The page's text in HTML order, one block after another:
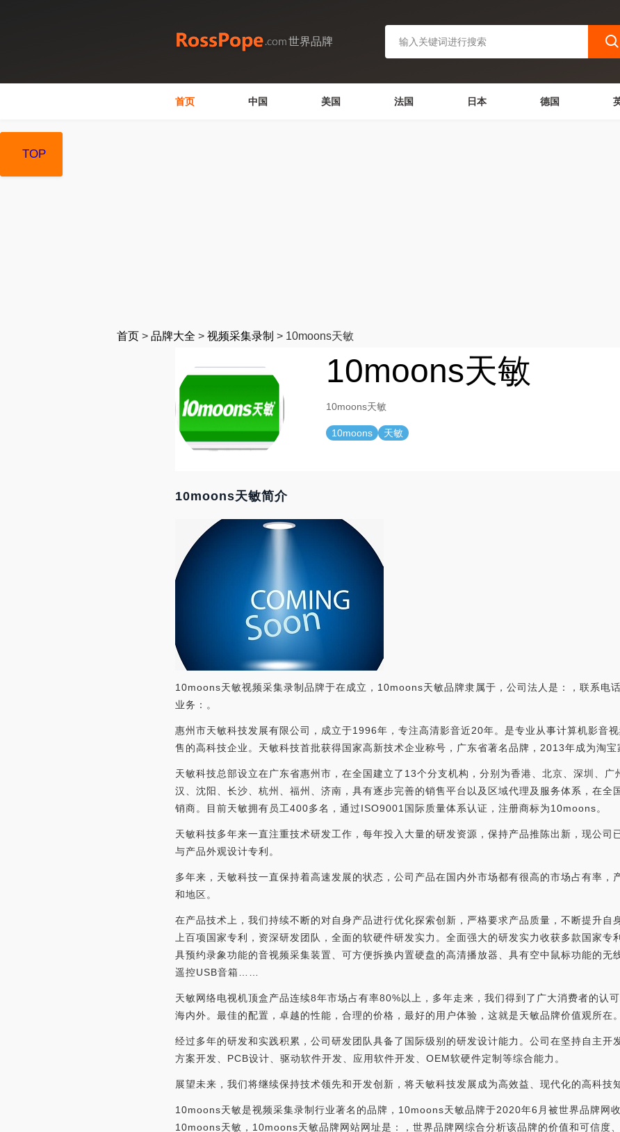
世界品牌
首页 中国 美国 法国 日本 德国
首页 > 品牌大全 > 视频采集录制 > 10moons天敏
10moons天敏
10moons天敏
10moons 天敏
10moons天敏简介
10moons天敏视频采集录制品牌于在成立，10moons天敏品牌隶属于，公司法人是：，联系电
业务：。
惠州市天敏科技发展有限公司，成立于1996年，专注高清影音近20年。是专业从事计算机影音
售的高科技企业。天敏科技首批获得国家高新技术企业称号，广东省著名品牌，2013年成为淘宝
天敏科技总部设立在广东省惠州市，在全国建立了13个分支机构，分别为香港、北京、深圳、广
汉、沈阳、长沙、杭州、福州、济南，具有逐步完善的销售平台以及区域代理及服务体系，在全
销商。目前天敏拥有员工400多名，通过ISO9001国际质量体系认证，注册商标为10moons。
天敏科技多年来一直注重技术研发工作，每年投入大量的研发资源，保持产品推陈出新，现公司
与产品外观设计专利。
多年来，天敏科技一直保持着高速发展的状态，公司产品在国内外市场都有很高的市场占有率，
和地区。
在产品技术上，我们持续不断的对自身产品进行优化探索创新，严格要求产品质量，不断提升自
上百项国家专利，资深研发团队，全面的软硬件研发实力。全面强大的研发实力收获多款国家专
具预约录象功能的音视频采集装置、可方便拆换内置硬盘的高清播放器、具有空中鼠标功能的无
遥控USB音箱……
天敏网络电视机顶盒产品连续8年市场占有率80%以上，多年走来，我们得到了广大消费者的认
海内外。最佳的配置，卓越的性能，合理的价格，最好的用户体验，这就是天敏品牌价值观所在。
经过多年的研发和实践积累，公司研发团队具备了国际级别的研发设计能力。公司在坚持自主开
方案开发、PCB设计、驱动软件开发、应用软件开发、OEM软硬件定制等综合能力。
展望未来，我们将继续保持技术领先和开发创新，将天敏科技发展成为高效益、现代化的高科技
10moons天敏是视频采集录制行业著名的品牌，10moons天敏品牌于2020年6月被世界品牌网
10moons天敏，10moons天敏品牌网站网址是：，世界品牌网综合分析该品牌的价值和可信度
TOP
TOP